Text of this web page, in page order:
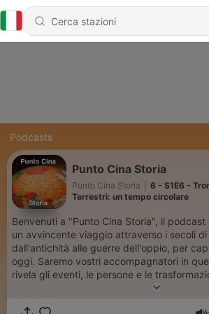
Podcasts
Punto Cina Storia
Punto Cina Storia
6 - S1E6 -
Terrestri: un tempo circolare
Benvenuti a "Punto Cina Storia", il
un avvincente viaggio attraverso i secoli di
dall'antichità alle guerre dell'oppio, per
oggi. Saremo vostri accompagnatori in
rivela gli eventi, le persone e le
plasmato una delle civiltà più ricche e